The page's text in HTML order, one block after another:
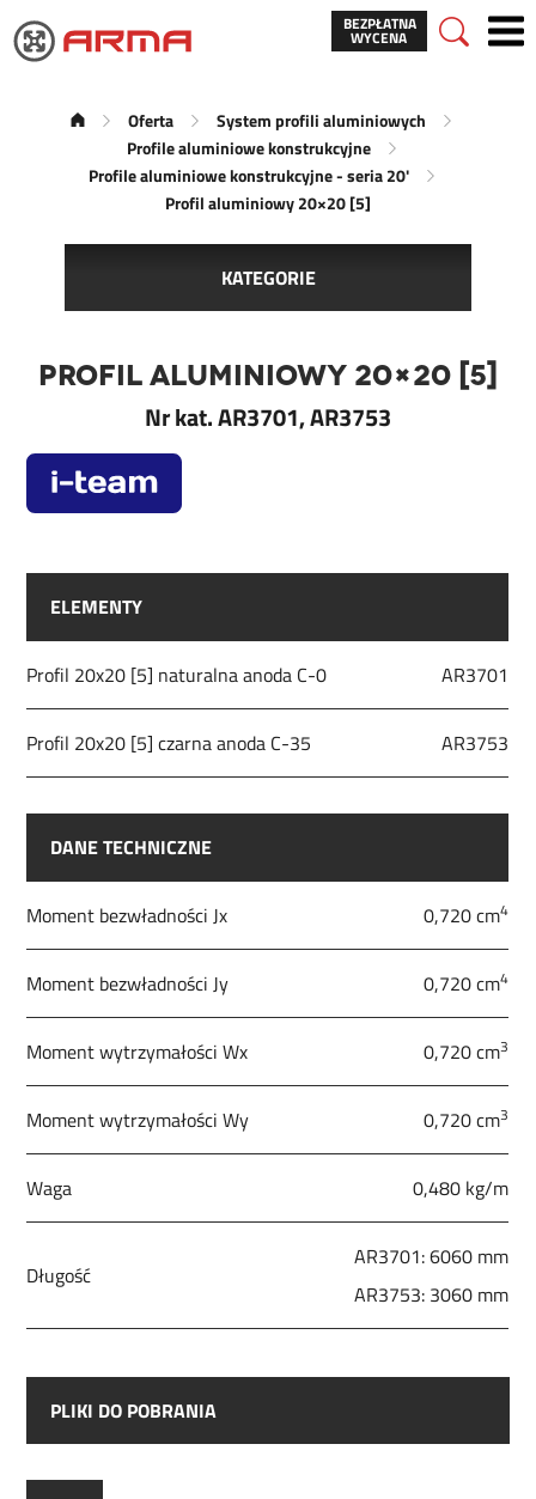
BEZPŁATNA
WYCENA
Oferta
System profili aluminiowych
Profile aluminiowe konstrukcyjne
Profile aluminiowe konstrukcyjne - seria 20'
Profil aluminiowy 20×20 [5]
KATEGORIE
Profil aluminiowy 20×20 [5]
Nr kat. AR3701, AR3753
ELEMENTY
Profil 20x20 [5] naturalna anoda C-0 AR3701
Profil 20x20 [5] czarna anoda C-35 AR3753
DANE TECHNICZNE
Moment bezwładności Jx 0,720 cm4
Moment bezwładności Jy 0,720 cm4
Moment wytrzymałości Wx 0,720 cm3
Moment wytrzymałości Wy 0,720 cm3
Waga 0,480 kg/m
Długość
AR3701: 6060 mm
AR3753: 3060 mm
PLIKI DO POBRANIA